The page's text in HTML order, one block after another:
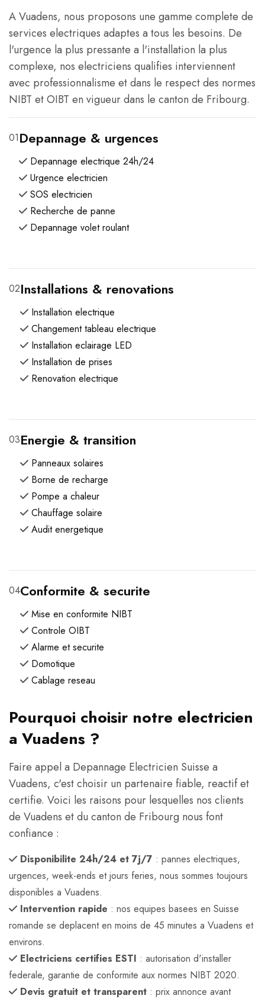
A Vuadens, nous proposons une gamme complete de
services electriques adaptes a tous les besoins. De
l'urgence la plus pressante a l'installation la plus
complexe, nos electriciens qualifies interviennent
avec professionnalisme et dans le respect des normes
NIBT et OIBT en vigueur dans le canton de Fribourg.
01Depannage & urgences
Depannage electrique 24h/24
Urgence electricien
SOS electricien
Recherche de panne
Depannage volet roulant
02Installations & renovations
Installation electrique
Changement tableau electrique
Installation eclairage LED
Installation de prises
Renovation electrique
03Energie & transition
Panneaux solaires
Borne de recharge
Pompe a chaleur
Chauffage solaire
Audit energetique
04Conformite & securite
Mise en conformite NIBT
Controle OIBT
Alarme et securite
Domotique
Cablage reseau
Pourquoi choisir notre electricien
a Vuadens ?
Faire appel a Depannage Electricien Suisse a
Vuadens, c'est choisir un partenaire fiable, reactif et
certifie. Voici les raisons pour lesquelles nos clients
de Vuadens et du canton de Fribourg nous font
confiance :
Disponibilite 24h/24 et 7j/7 : pannes electriques,
urgences, week-ends et jours feries, nous sommes toujours
disponibles a Vuadens.
Intervention rapide : nos equipes basees en Suisse
romande se deplacent en moins de 45 minutes a Vuadens et
environs.
Electriciens certifies ESTI : autorisation d'installer
federale, garantie de conformite aux normes NIBT 2020.
Devis gratuit et transparent : prix annonce avant